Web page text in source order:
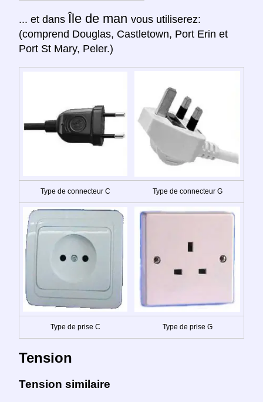
... et dans Île de man vous utiliserez:
(comprend Douglas, Castletown, Port Erin et
Port St Mary, Peler.)
Type de connecteur C Type de connecteur G
Type de prise C Type de prise G
Tension
Tension similaire